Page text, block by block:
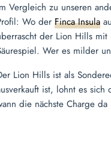
Vergleich zu unseren
Wo der Finca Insula
der Lion Hills
Wer es milder
Lion Hills ist als
ist, lohnt es
die nächste Charge da